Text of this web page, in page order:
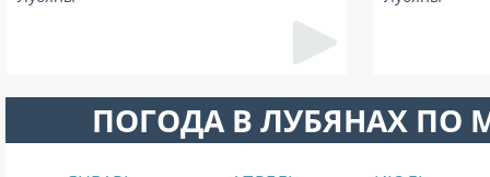
ПОГОДА В ЛУБЯНАХ ПО